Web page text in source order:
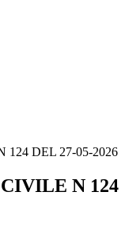
DEL 27-05-2026
N 124